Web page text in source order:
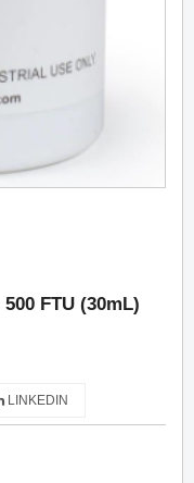
FTU (30mL)
LINKEDIN